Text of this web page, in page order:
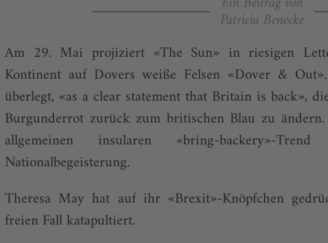
Patricia Benecke
Am 29. Mai projiziert «The Sun» in riesigen
Kontinent auf Dovers weiße Felsen «Dover &
überlegt, «as a clear statement that Britain is back»,
Burgunderrot zurück zum britischen Blau zu
allgemeinen insula­ren «bring-backery»-
Nationalbegeisterung.
Theresa May hat auf ihr «Brexit»-Knöpfchen
freien Fall katapultiert.